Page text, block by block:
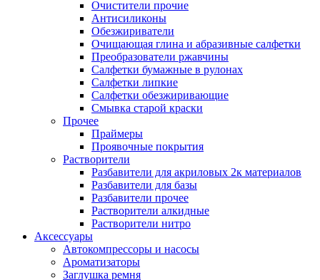
Очистители прочие
Антисиликоны
Обезжириватели
Очищающая глина и абразивные салфетки
Преобразователи ржавчины
Салфетки бумажные в рулонах
Салфетки липкие
Салфетки обезжиривающие
Смывка старой краски
Прочее
Праймеры
Проявочные покрытия
Растворители
Разбавители для акриловых 2к материалов
Разбавители для базы
Разбавители прочее
Растворители алкидные
Растворители нитро
Аксессуары
Автокомпрессоры и насосы
Ароматизаторы
Заглушка ремня